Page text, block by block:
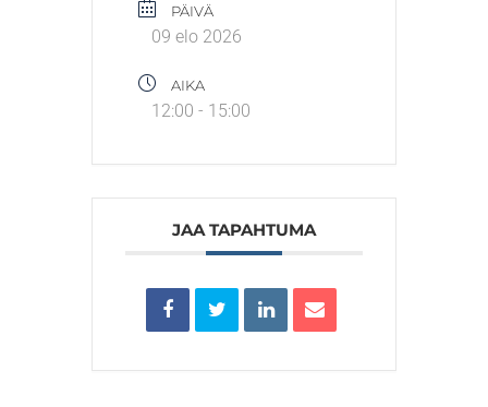
PÄIVÄ
09 elo 2026
AIKA
12:00 - 15:00
JAA TAPAHTUMA